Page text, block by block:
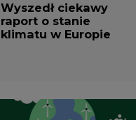
Wyszedł ciekawy
raport o stanie
klimatu w Europie